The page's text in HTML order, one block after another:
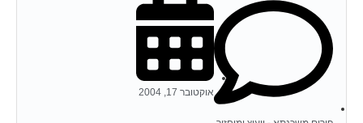
אוקטובר 17, 2004